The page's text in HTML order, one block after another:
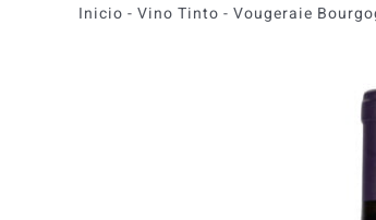
Inicio - Vino Tinto - Vougeraie